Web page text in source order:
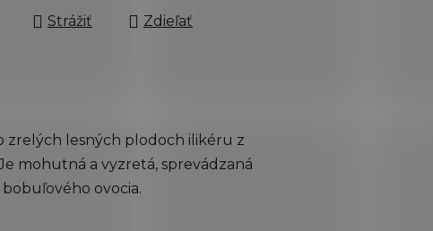
Strážiť Zdieľať
zrelých lesných plodoch ilikéru z
mohutná a vyzretá, sprevádzaná
ovocia.